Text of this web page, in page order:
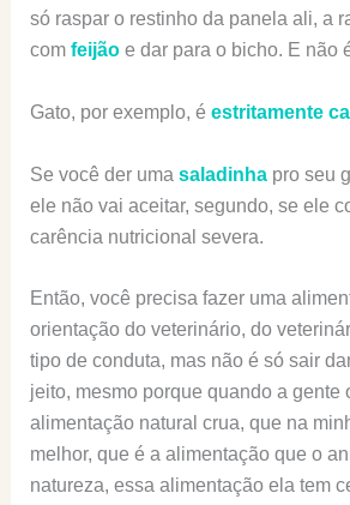
só raspar o restinho da panela ali, a
com feijãoe dar para o bicho. E não
Gato, por exemplo, é estritamente
Se você der uma saladinhapro seu
ele não vai aceitar, segundo, se ele
carência nutricional severa.
Então, você precisa fazer uma
orientação do veterinário, do
tipo de conduta, mas não é só sair
jeito, mesmo porque quando a gente
alimentação natural crua, que na
melhor, que é a alimentação que o
natureza, essa alimentação ela tem